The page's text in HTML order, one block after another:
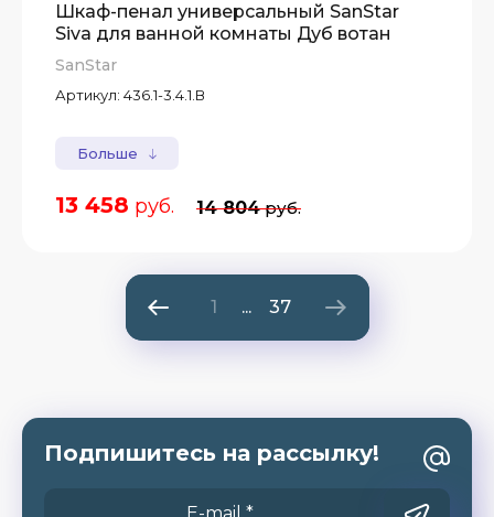
Шкаф-пенал универсальный SanStar
Siva для ванной комнаты Дуб вотан
SanStar
Артикул: 436.1-3.4.1.В
Больше
13 458 руб. 14 804 руб.
1 ... 37
Подпишитесь на рассылку!